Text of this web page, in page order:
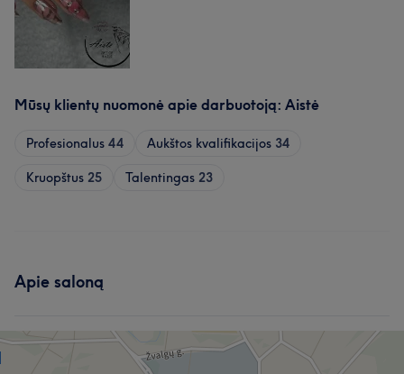
Mūsų klientų nuomonė apie darbuotoją: Aistė
Profesionalus 44 Aukštos kvalifikacijos 34
Kruopštus 25 Talentingas 23
Apie saloną